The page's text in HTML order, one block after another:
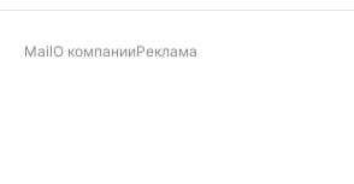
MailО компанииРеклама